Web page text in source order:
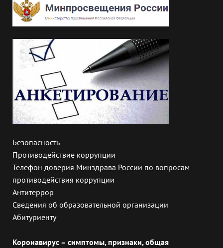
Безопасность
Противодействие коррупции
Телефон доверия Минздрава России по вопросам
противодействия коррупции
Антитеррор
Сведения об образовательной организации
Абитуриенту
Коронавирус – симптомы, признаки, общая